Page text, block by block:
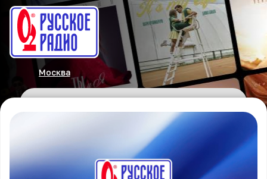
Москва